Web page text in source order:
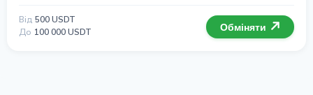
Від 500 USDT
До 100 000 USDT Обміняти